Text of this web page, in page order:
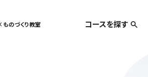
のづくり教室 コースを探す